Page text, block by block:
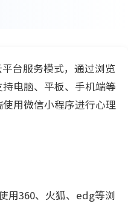
台服务模式，通过浏览
电脑、平板、手机端等
用微信小程序进行心理
360、火狐、edg等浏